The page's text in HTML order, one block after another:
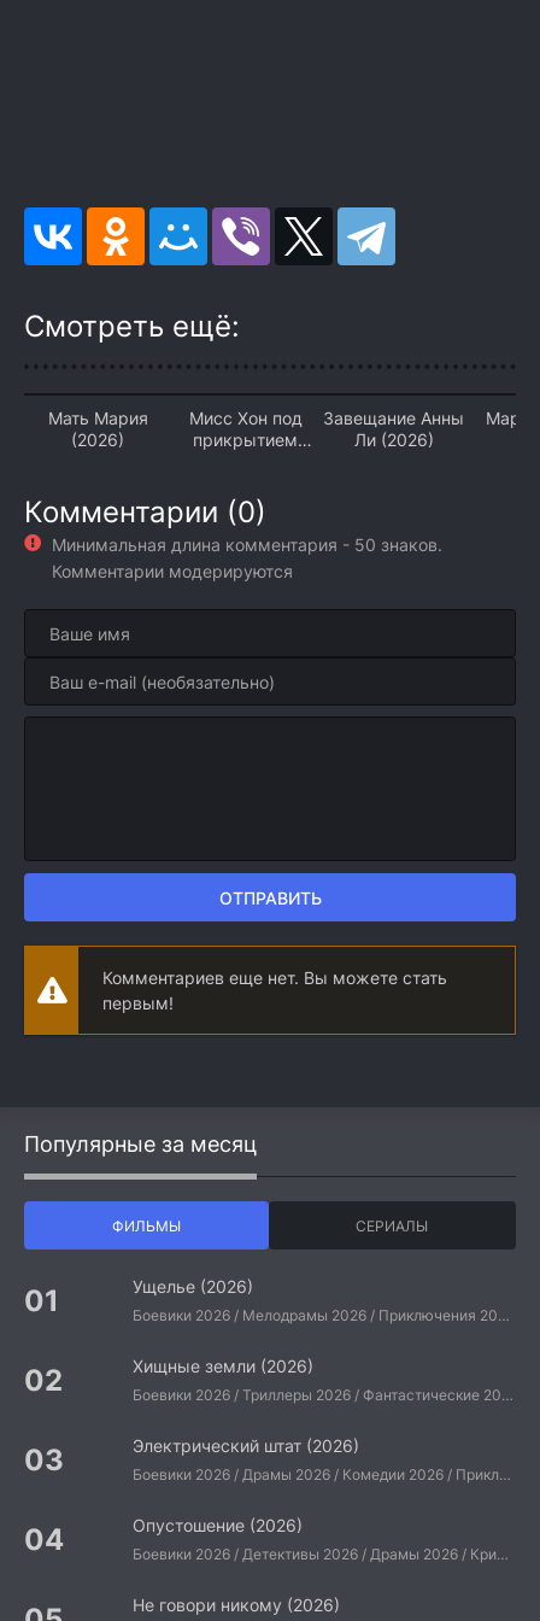
Смотреть ещё:
Мать Мария
(2026)
Мисс Хон под
прикрытием
Завещание Анны
Ли (2026)
Комментарии (0)
Минимальная длина комментария - 50 знаков.
Комментарии модерируются
ОТПРАВИТЬ
Комментариев еще нет. Вы можете стать
первым!
Популярные за месяц
ФИЛЬМЫ СЕРИАЛЫ
Ущелье (2026)
Боевики 2026 / Мелодрамы 2026 / Приключения 2026 / Ужасы 2026 / Фантастические 2026 / Зарубежные фильмы 2026 / Американские фильмы / Фильмы 2026
Хищные земли (2026)
Боевики 2026 / Триллеры 2026 / Фантастические 2026 / Зарубежные фильмы 2026 / Американские фильмы / Фильмы 2026
Электрический штат (2026)
Боевики 2026 / Драмы 2026 / Комедии 2026 / Приключения 2026 / Фантастические 2026 / Зарубежные фильмы 2026 / Американские фильмы / Фильмы 2026
Опустошение (2026)
Боевики 2026 / Детективы 2026 / Драмы 2026 / Криминальные фильмы 2026 / Триллеры 2026 / Зарубежные фильмы 2026 / Американские фильмы / Фильмы 2026
Не говори никому (2026)